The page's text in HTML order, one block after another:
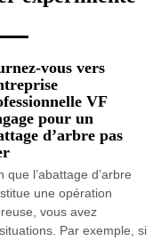
vous vers
VF
pour un
d’arbre pas
que l’abattage d’arbre
une opération
vous avez
Par exemple, si